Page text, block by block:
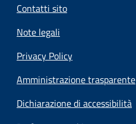
Contatti sito
Note legali
Privacy Policy
Amministrazione trasparente
Dichiarazione di accessibilità